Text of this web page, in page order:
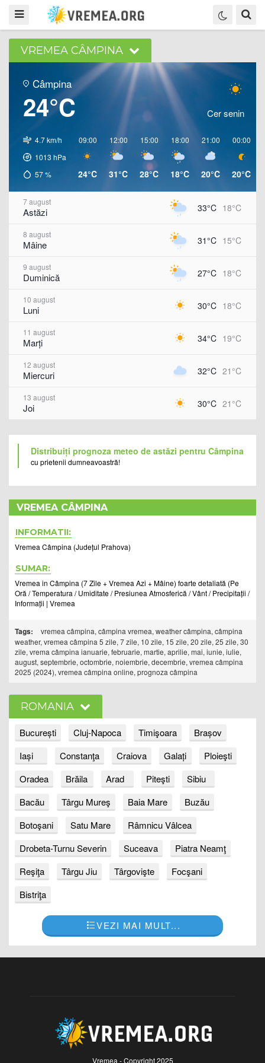
VREMEA CÂMPINA
Câmpina
24°C Cer senin
4.7 km/h
1013 hPa
57%
09:00
24°C
12:00
31°C
15:00
28°C
18:00
18°C
21:00
20°C
00:00
20°C
7 august
Astăzi 33°C 18°C
8 august
Mâine 31°C 15°C
9 august
Duminică 27°C 18°C
10 august
Luni 30°C 18°C
11 august
Marți 34°C 19°C
12 august
Miercuri 32°C 21°C
13 august
Joi 30°C 21°C
Distribuiți prognoza meteo de astăzi pentru Câmpina
cu prietenii dumneavoastră!
VREMEA CÂMPINA
INFORMATII:
Vremea Câmpina (Județul Prahova)
SUMAR:
Vremea in Câmpina (7 Zile + Vremea Azi + Mâine) foarte detaliată (Pe
Oră / Temperatura / Umiditate / Presiunea Atmosferică / Vânt / Precipitații /
Informații | Vremea
Tags:
vremea câmpina, câmpina vremea, weather câmpina, câmpina
weather, vremea câmpina 5 zile, 7 zile, 10 zile, 15 zile, 20 zile, 25 zile, 30
zile, vrema câmpina ianuarie, februarie, martie, aprilie, mai, iunie, iulie,
august, septembrie, octombrie, noiembrie, decembrie, vremea câmpina
2025 (2024), vremea câmpina online, prognoza câmpina
ROMANIA
București Cluj-Napoca Timişoara
Brașov
Iași
Constanţa Craiova Galați
Ploieşti
Oradea
Brăila Arad Piteşti
Sibiu
Bacău
Târgu Mureş Baia Mare
Buzău
Botoşani
Satu Mare
Râmnicu Vâlcea
Drobeta-Turnu Severin
Suceava
Piatra Neamţ
Reşiţa
Târgu Jiu Târgovişte
Focşani
Bistriţa
VEZI MAI MULT...
Vremea - Copyright 2025